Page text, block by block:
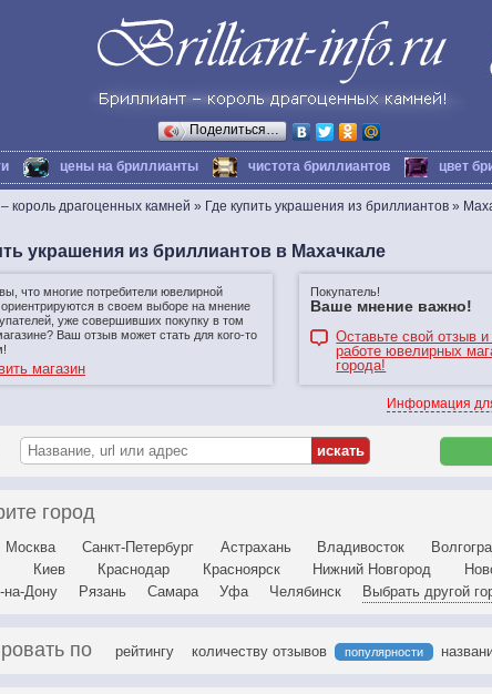
Поделиться…
цены на бриллианты чистота бриллиантов цвет
король драгоценных камней » Где купить украшения из бриллиантов »
украшения из бриллиантов в Махачкале
что многие потребители ювелирной
ориентрируются в своем выборе на мнение
уже совершивших покупку в том
Ваш отзыв может стать для кого-то
магазин
Покупатель!
Ваше мнение важно!
Оставьте свой отзыв
работе ювелирных
города!
Информация
город
Москва Санкт-Петербург Астрахань Владивосток
Киев Краснодар Красноярск Нижний Новгород
на-Дону
Рязань Самара Уфа Челябинск Выбрать другой
по рейтингу количеству отзывов популярности